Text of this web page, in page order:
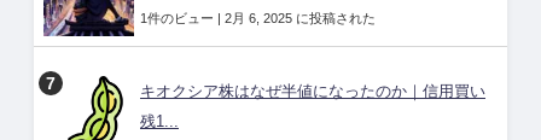
1件のビュー | 2月 6, 2025 に投稿された
キオクシア株はなぜ半値になったのか｜信用買い
残1...